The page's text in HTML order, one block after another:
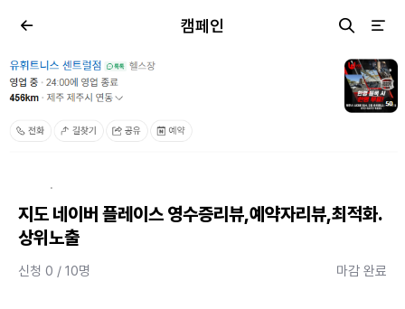
캠페인
·
지도 네이버 플레이스 영수증리뷰,예약자리뷰,최적화.
상위노출
신청 0 / 10명 마감 완료